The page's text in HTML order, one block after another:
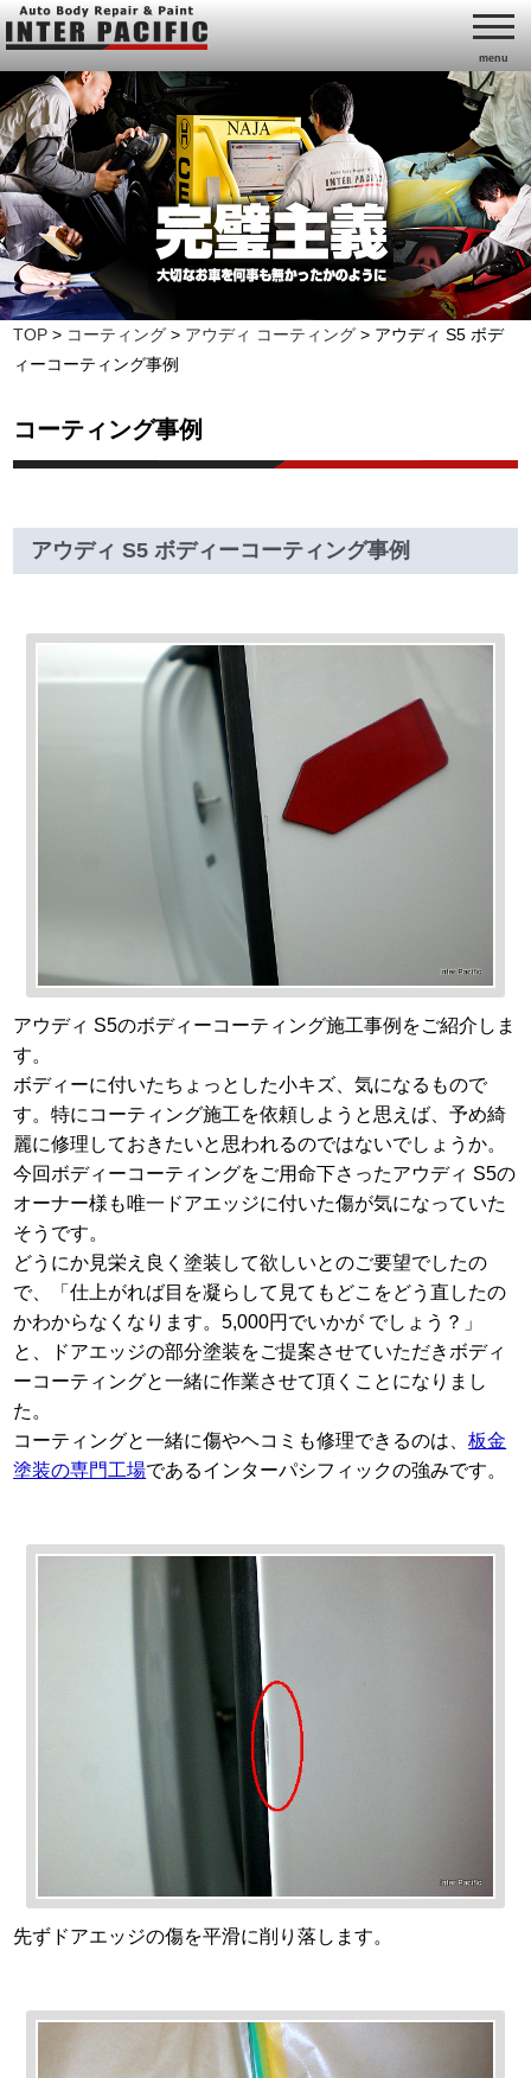
menu
TOP > コーティング > アウディ コーティング > アウディ S5 ボデ
ィーコーティング事例
コーティング事例
アウディ S5 ボディーコーティング事例
アウディ S5のボディーコーティング施工事例をご紹介しま
す。
ボディーに付いたちょっとした小キズ、気になるもので
す。特にコーティング施工を依頼しようと思えば、予め綺
麗に修理しておきたいと思われるのではないでしょうか。
今回ボディーコーティングをご用命下さったアウディ S5の
オーナー様も唯一ドアエッジに付いた傷が気になっていた
そうです。
どうにか見栄え良く塗装して欲しいとのご要望でしたの
で、「仕上がれば目を凝らして見てもどこをどう直したの
かわからなくなります。5,000円でいかが でしょう？」
と、ドアエッジの部分塗装をご提案させていただきボディ
ーコーティングと一緒に作業させて頂くことになりまし
た。
コーティングと一緒に傷やヘコミも修理できるのは、板金
塗装の専門工場であるインターパシフィックの強みです。
先ずドアエッジの傷を平滑に削り落します。